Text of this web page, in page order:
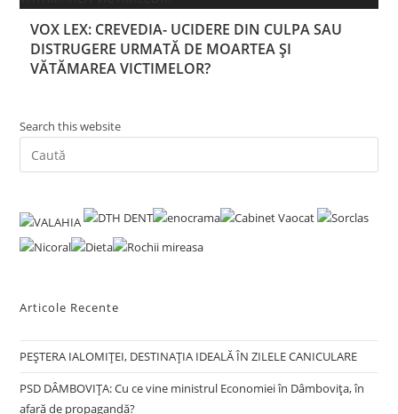
VOX LEX: CREVEDIA- UCIDERE DIN CULPA SAU
DISTRUGERE URMATĂ DE MOARTEA ȘI
VĂTĂMAREA VICTIMELOR?
Search this website
Articole Recente
PEȘTERA IALOMIȚEI, DESTINAȚIA IDEALĂ ÎN ZILELE CANICULARE
PSD DÂMBOVIȚA: Cu ce vine ministrul Economiei în Dâmbovița, în
afară de propagandă?